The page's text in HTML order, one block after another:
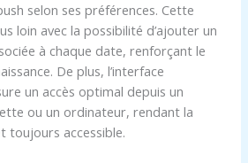
selon ses préférences. Cette
loin avec la possibilité d’ajouter un
à chaque date, renforçant le
De plus, l’interface
un accès optimal depuis un
ou un ordinateur, rendant la
toujours accessible.